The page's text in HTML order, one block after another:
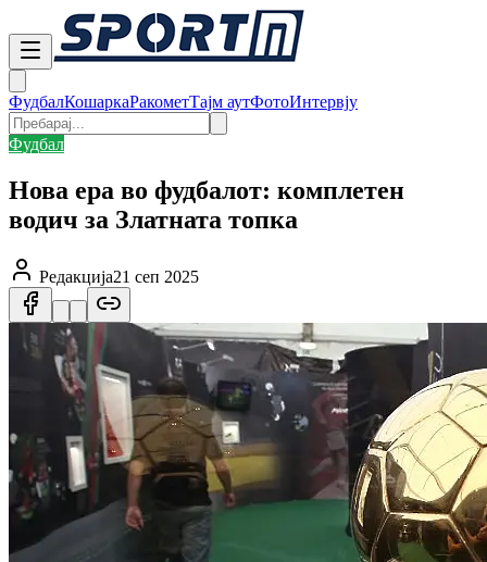
ФудбалКошаркаРакометТајм аутФотоИнтервју
Фудбал
Нова ера во фудбалот: комплетен
водич за Златната топка
Редакција21 сеп 2025